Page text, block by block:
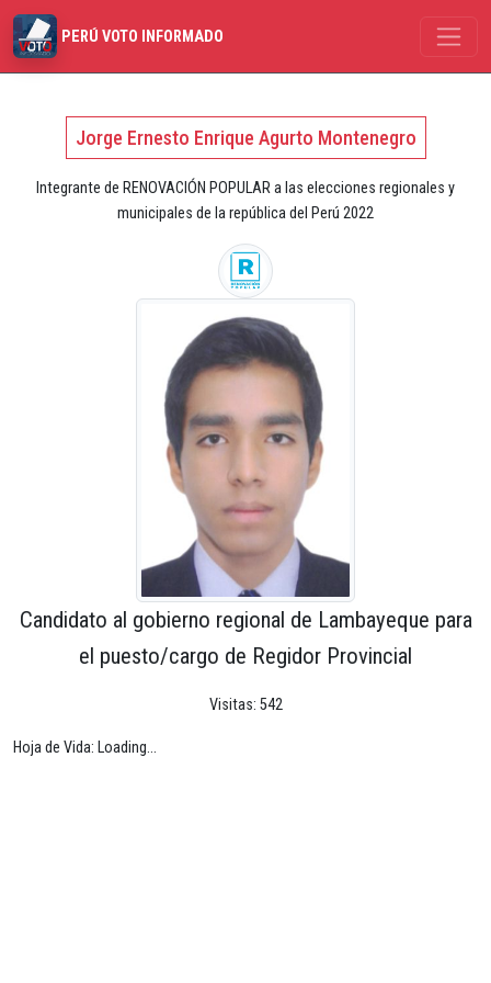
PERÚ VOTO INFORMADO
Jorge Ernesto Enrique Agurto Montenegro
Integrante de RENOVACIÓN POPULAR a las elecciones regionales y
municipales de la república del Perú 2022
Candidato al gobierno regional de Lambayeque para
el puesto/cargo de Regidor Provincial
Visitas: 542
Hoja de Vida: Loading...